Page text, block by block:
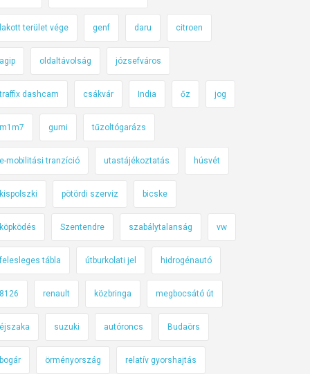
lakott terület vége genf daru citroen
agip oldaltávolság józsefváros
traffix dashcam csákvár India őz jog
m1m7 gumi tűzoltógarázs
e-mobilitási tranzíció utastájékoztatás húsvét
kispolszki pötördi szerviz bicske
köpködés Szentendre szabálytalanság vw
felesleges tábla útburkolati jel hidrogénautó
8126 renault közbringa megbocsátó út
éjszaka suzuki autóroncs Budaörs
bogár örményország relatív gyorshajtás